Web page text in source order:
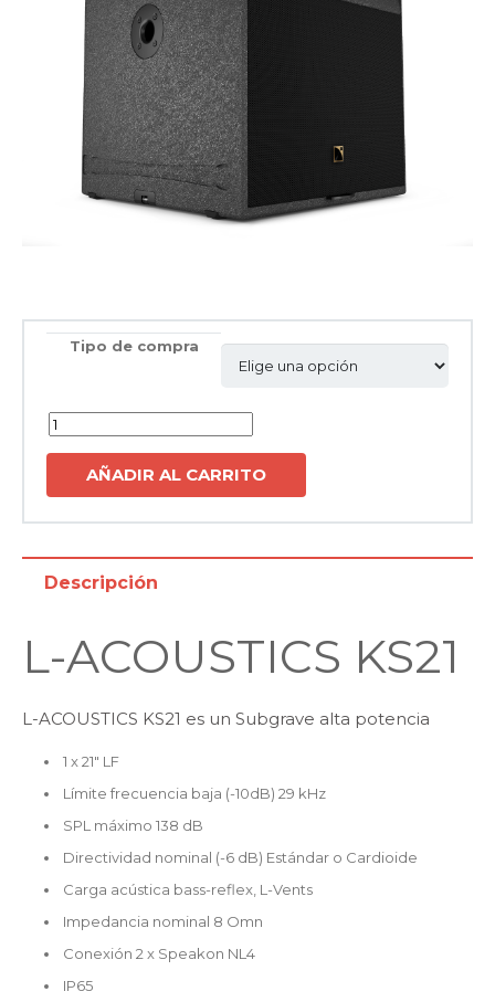
Tipo de compra
Cantidad
AÑADIR AL CARRITO
Descripción
L-ACOUSTICS KS21
L-ACOUSTICS KS21 es un Subgrave alta potencia
1 x 21″ LF
Límite frecuencia baja (-10dB) 29 kHz
SPL máximo 138 dB
Directividad nominal (-6 dB) Estándar o Cardioide
Carga acústica bass-reflex, L-Vents
Impedancia nominal 8 Omn
Conexión 2 x Speakon NL4
IP65